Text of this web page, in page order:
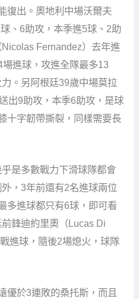
復出。奧地利中場沃爾夫
、6助攻，本季進5球、2助
Fernandez）去年進
進球，攻進全隊最多13
。另阿根廷39歲中場莫拉
出9助攻，本季6助攻，是球
十字韌帶撕裂，同樣需要長
是多數戰力下滑球隊都會
，3年前還有2名進球兩位
多進球都只有6球，即可看
鋒迪約里奧（Lucas Di
進球，隨後2場熄火，球隊
優於3連敗的桑托斯，而且